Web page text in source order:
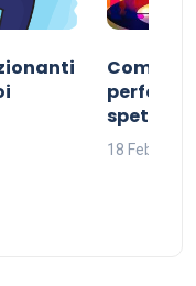
Come
perfetta
18 Febbraio